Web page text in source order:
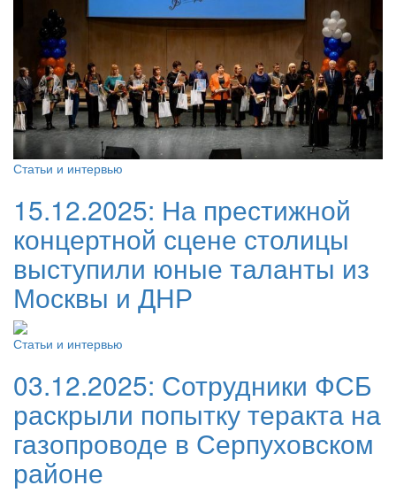
Статьи и интервью
15.12.2025: На престижной
концертной сцене столицы
выступили юные таланты из
Москвы и ДНР
Статьи и интервью
03.12.2025: Сотрудники ФСБ
раскрыли попытку теракта на
газопроводе в Серпуховском
районе